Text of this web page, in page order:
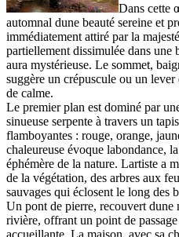
Dans cette
automnal dune beauté sereine et
immédiatement attiré par la
partiellement dissimulée dans
aura mystérieuse. Le sommet,
suggère un crépuscule ou un
de calme.
Le premier plan est dominé par
sinueuse serpente à travers un
flamboyantes : rouge, orange,
chaleureuse évoque labondance,
éphémère de la nature. Lartiste a
de la végétation, des arbres aux
sauvages qui éclosent le long des
Un pont de pierre, recouvert dune
rivière, offrant un point de
accueillante. La maison, avec sa